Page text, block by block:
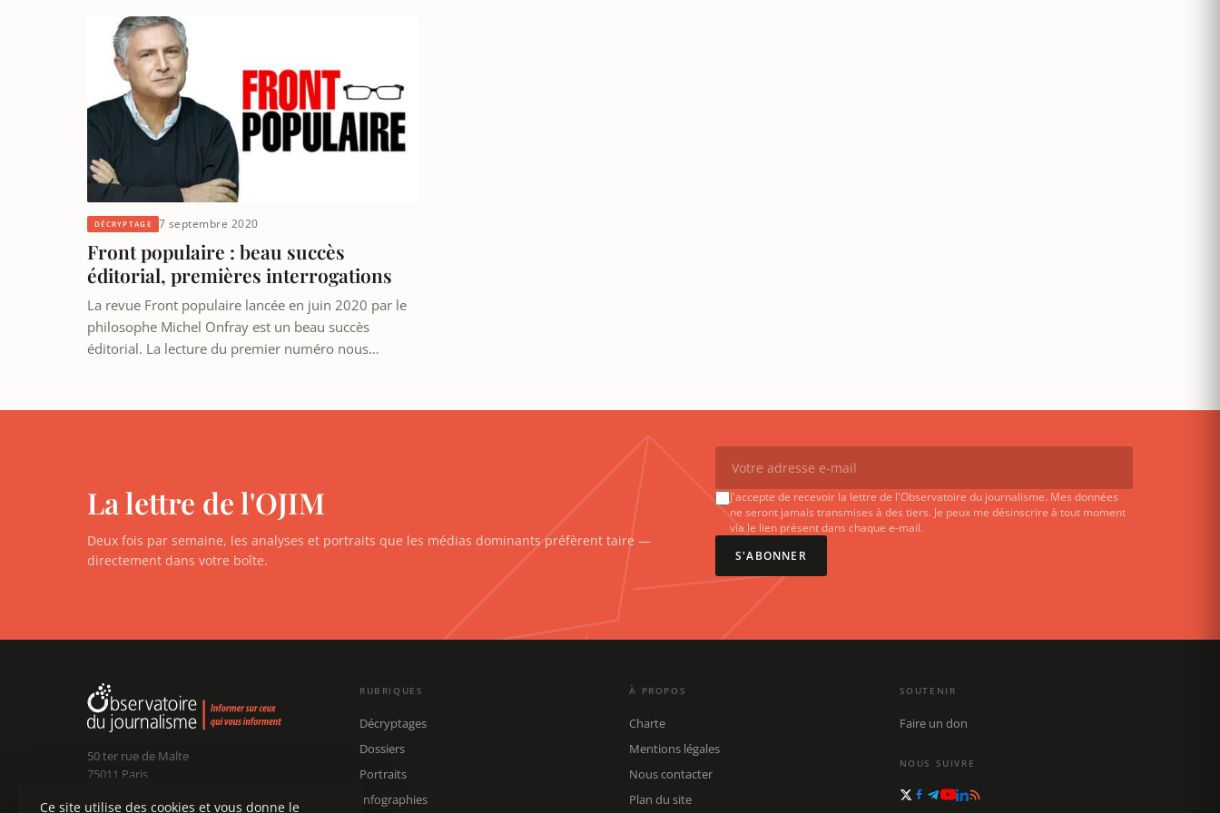
DÉCRYPTAGE 7 septembre 2020
Front populaire : beau succès
éditorial, premières interrogations
La revue Front populaire lancée en juin 2020 par le
philosophe Michel Onfray est un beau succès
éditorial. La lecture du premier numéro nous…
La lettre de l'OJIM
Deux fois par semaine, les analyses et portraits que les médias dominants préfèrent taire —
directement dans votre boîte.
J'accepte de recevoir la lettre de l'Observatoire du journalisme. Mes données
ne seront jamais transmises à des tiers. Je peux me désinscrire à tout moment
via le lien présent dans chaque e-mail.
S'ABONNER
50 ter rue de Malte
75011 Paris
RUBRIQUES
Décryptages
Dossiers
Portraits
Infographies
À PROPOS
Charte
Mentions légales
Nous contacter
Plan du site
SOUTENIR
Faire un don
NOUS SUIVRE
Ce site utilise des cookies et vous donne le